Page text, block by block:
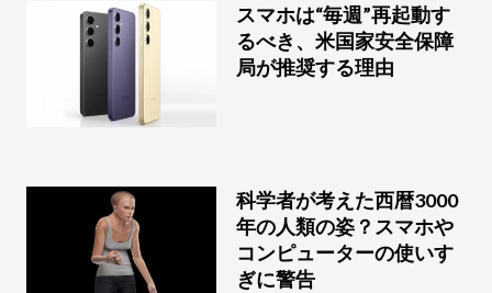
スマホは“毎週”再起動す
るべき、米国家安全保障
局が推奨する理由
科学者が考えた西暦3000
年の人類の姿？スマホや
コンピューターの使いす
ぎに警告